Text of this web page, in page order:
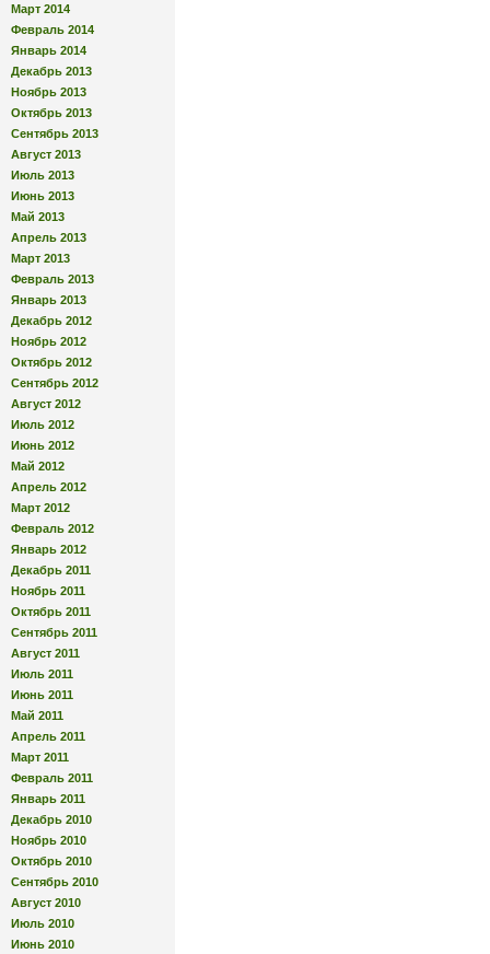
Март 2014
Февраль 2014
Январь 2014
Декабрь 2013
Ноябрь 2013
Октябрь 2013
Сентябрь 2013
Август 2013
Июль 2013
Июнь 2013
Май 2013
Апрель 2013
Март 2013
Февраль 2013
Январь 2013
Декабрь 2012
Ноябрь 2012
Октябрь 2012
Сентябрь 2012
Август 2012
Июль 2012
Июнь 2012
Май 2012
Апрель 2012
Март 2012
Февраль 2012
Январь 2012
Декабрь 2011
Ноябрь 2011
Октябрь 2011
Сентябрь 2011
Август 2011
Июль 2011
Июнь 2011
Май 2011
Апрель 2011
Март 2011
Февраль 2011
Январь 2011
Декабрь 2010
Ноябрь 2010
Октябрь 2010
Сентябрь 2010
Август 2010
Июль 2010
Июнь 2010